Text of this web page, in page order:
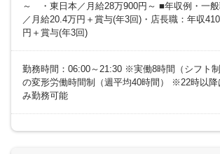
～ ・東日本／月給28万900円～ ■年収例・一般
／月給20.4万円＋賞与(年3回)・店長職：年収
円＋賞与(年3回)
勤務時間：06:00～21:30 ※実働8時間（シフト
の変形労働時間制（週平均40時間） ※22時以降
み勤務可能